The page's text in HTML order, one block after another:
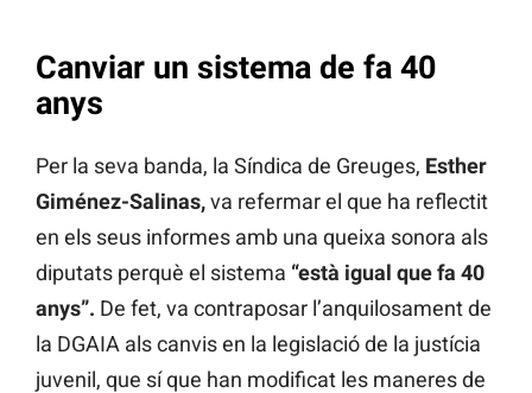
Canviar un sistema de fa 40
anys
Per la seva banda, la Síndica de Greuges, Esther
Giménez-Salinas,va refermar el que ha reflectit
en els seus informes amb una queixa sonora als
diputats perquè el sistema “està igual que fa 40
anys”. De fet, va contraposar l’anquilosament de
la DGAIA als canvis en la legislació de la justícia
juvenil, que sí que han modificat les maneres de